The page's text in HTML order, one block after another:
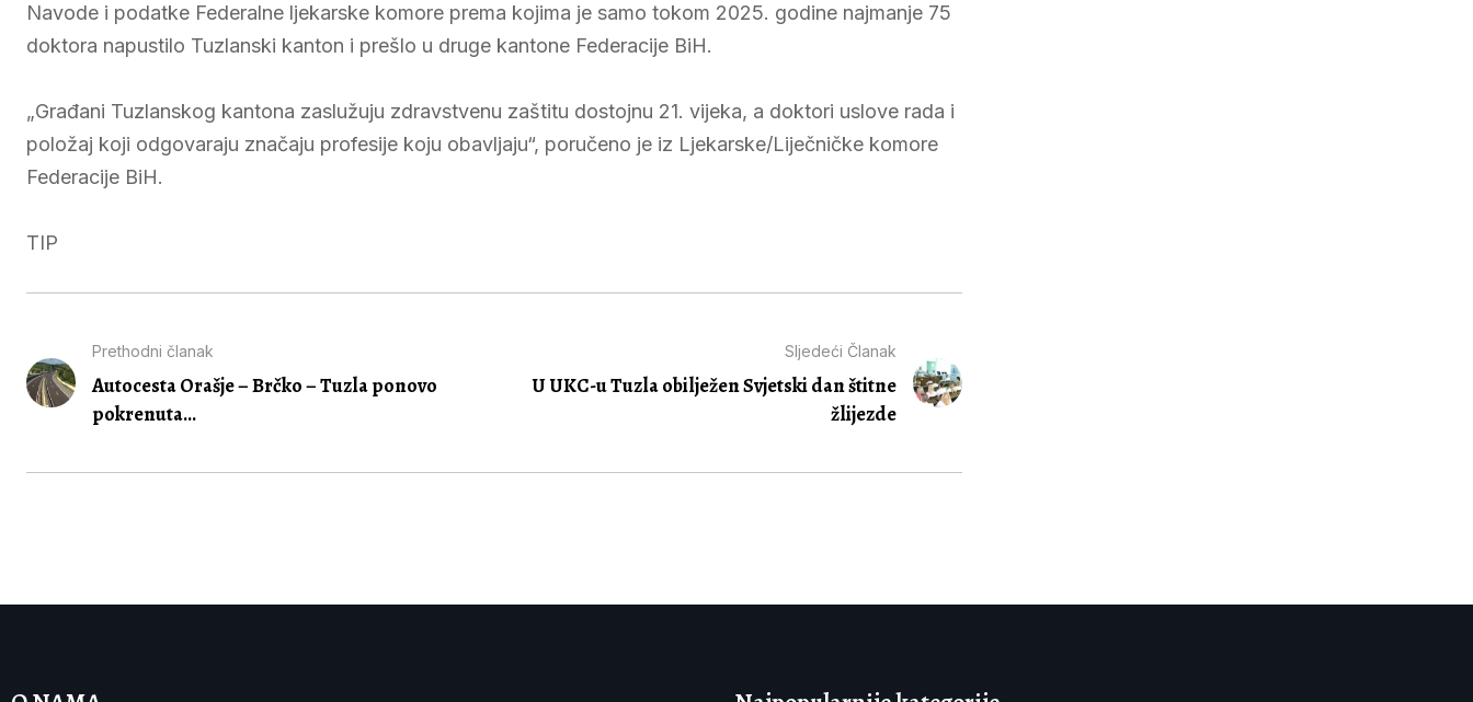
Navode i podatke Federalne ljekarske komore prema kojima je samo tokom 2025. godine najmanje 75
doktora napustilo Tuzlanski kanton i prešlo u druge kantone Federacije BiH.
„Građani Tuzlanskog kantona zaslužuju zdravstvenu zaštitu dostojnu 21. vijeka, a doktori uslove rada i
položaj koji odgovaraju značaju profesije koju obavljaju“, poručeno je iz Ljekarske/Liječničke komore
Federacije BiH.
TIP
Prethodni članak
Autocesta Orašje – Brčko – Tuzla ponovo
pokrenuta...
Sljedeći Članak
U UKC-u Tuzla obilježen Svjetski dan štitne
žlijezde